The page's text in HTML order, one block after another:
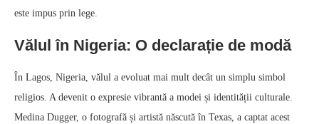
este impus prin lege.
Vălul în Nigeria: O declarație de modă
În Lagos, Nigeria, vălul a evoluat mai mult decât un simplu simbol
religios. A devenit o expresie vibrantă a modei și identității culturale.
Medina Dugger, o fotografă și artistă născută în Texas, a captat acest